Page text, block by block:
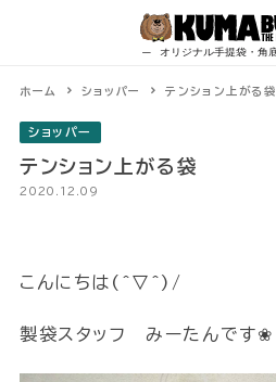
ホーム ショッパー テンション上がる袋
ショッパー
テンション上がる袋
2020.12.09
こんにちは(^▽^)/
製袋スタッフ みーたんです❀